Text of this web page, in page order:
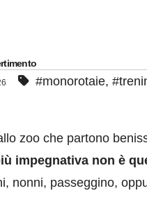
#monorotaie,
zoo che partono
impegnativa non è
nonni, passeggino,